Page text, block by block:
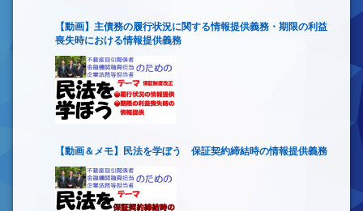
【動画】主債務の履行状況に関する情報提供義務・期限の利益
喪失時における情報提供義務
【動画＆メモ】民法を学ぼう 保証契約締結時の情報提供義務